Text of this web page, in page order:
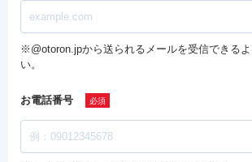
※@otoron.jpから送られるメールを受信できる
い。
お電話番号